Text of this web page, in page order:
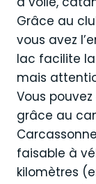
Grâce au
vous avez
lac facilite
mais
Vous
grâce au
faisable à
kilomètres